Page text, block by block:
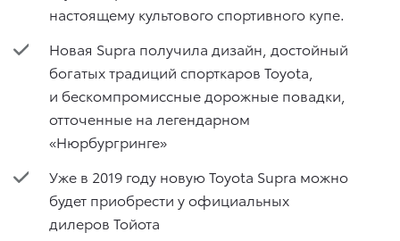
настоящему культового спортивного купе.
Новая Supra получила дизайн, достойный
богатых традиций спорткаров Toyota,
и бескомпромиссные дорожные повадки,
отточенные на легендарном
«Нюрбургринге»
Уже в 2019 году новую Toyota Supra можно
будет приобрести у официальных
дилеров Тойота